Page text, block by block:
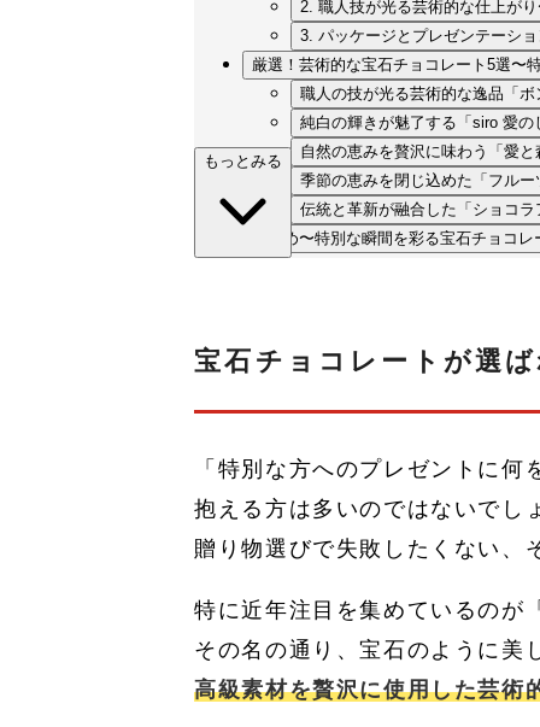
2. 職人技が光る芸術的な仕上が
3. パッケージとプレゼンテーシ
厳選！芸術的な宝石チョコレート5選〜
職人の技が光る芸術的な逸品「
純白の輝きが魅了する「siro 愛
自然の恵みを贅沢に味わう「愛
季節の恵みを閉じ込めた「フル
伝統と革新が融合した「ショコ
まとめ〜特別な瞬間を彩る宝石チョコ
もっとみる
宝石チョコレートが選
「特別な方へのプレゼントに
抱える方は多いのではないでし
贈り物選びで失敗したくない、
特に近年注目を集めているのが
その名の通り、宝石のように美
高級素材を贅沢に使用した芸術